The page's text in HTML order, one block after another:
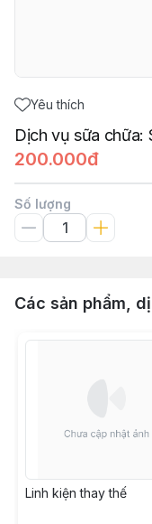
Yêu thích
Dịch vụ sữa chữa:
200.000đ
Số lượng
Các sản phẩm,
Linh kiện thay thế